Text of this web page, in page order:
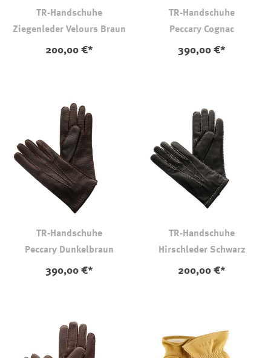
TR-Handschuhe
Ziegenleder Velours Braun
200,00 €*
TR-Handschuhe
Peccary Cognac
390,00 €*
TR-Handschuhe
Peccary Dunkelbraun
390,00 €*
TR-Handschuhe
Hirschleder Schwarz
200,00 €*